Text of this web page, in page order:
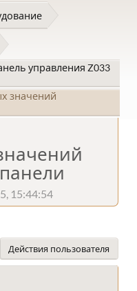
управления Z033
значений
15:44:54
Действия пользователя